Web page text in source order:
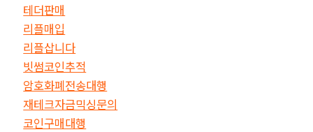
테더판매
리플매입
리플삽니다
빗썸코인추적
암호화폐전송대행
재테크자금믹싱문의
코인구매대행